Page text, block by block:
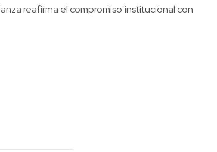
reafirma el compromiso institucional con